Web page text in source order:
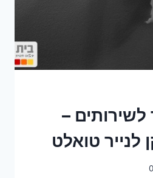
לשירותים –
לנייר טואלט